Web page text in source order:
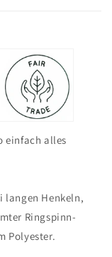
einfach alles
langen Henkeln,
Ringspinn-
Polyester.